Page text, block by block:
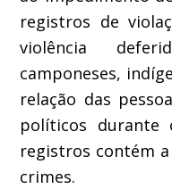
registros de
violência
camponeses,
relação das
políticos durante
registros contém
crimes.